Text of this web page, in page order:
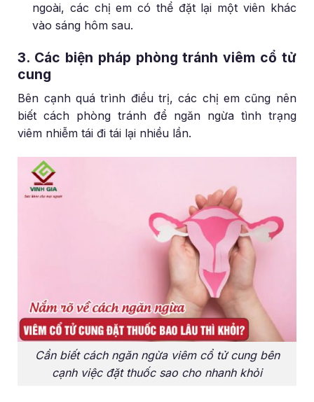
ngoài, các chị em có thể đặt lại một viên khác
vào sáng hôm sau.
3. Các biện pháp phòng tránh viêm cổ tử
cung
Bên cạnh quá trình điều trị, các chị em cũng nên
biết cách phòng tránh để ngăn ngừa tình trạng
viêm nhiễm tái đi tái lại nhiều lần.
Cần biết cách ngăn ngừa viêm cổ tử cung bên
cạnh việc đặt thuốc sao cho nhanh khỏi